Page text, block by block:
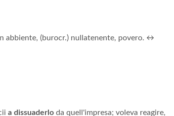
abbiente, (burocr.) nullatenente, povero. ↔
a dissuaderlo da quell'impresa; voleva reagire,